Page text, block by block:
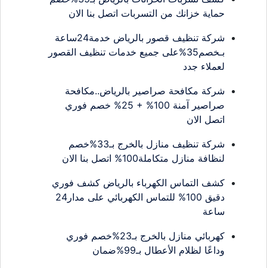
حماية خزانك من التسربات اتصل بنا الان
شركة تنظيف قصور بالرياض خدمة24ساعة
بـخصم35%على جميع خدمات تنظيف القصور
لعملاء جدد
شركة مكافحة صراصير بالرياض..مكافحة
صراصير آمنة 100% + 25% خصم فوري
اتصل الان
شركة تنظيف منازل بالخرج بـ33%خصم
لنظافة منازل متكاملة100% اتصل بنا الان
كشف التماس الكهرباء بالرياض كشف فوري
دقيق 100% للتماس الكهربائي على مدار24
ساعة
كهربائي منازل بالخرج بـ23%خصم فوري
وداعًا لظلام الأعطال بـ99%ضمان